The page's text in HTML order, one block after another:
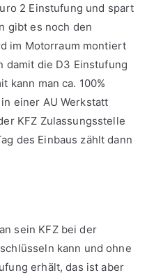
2 Einstufung und spart
gibt es noch den
im Motorraum montiert
damit die D3 Einstufung
kann man ca. 100%
einer AU Werkstatt
KFZ Zulassungsstelle
des Einbaus zählt dann
sein KFZ bei der
kann und ohne
erhält, das ist aber